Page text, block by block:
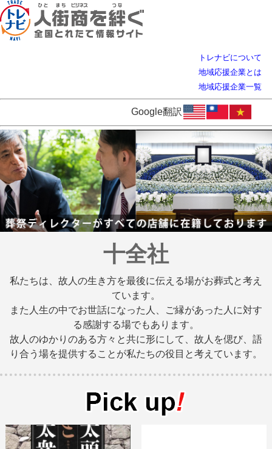
トレナビについて
地域応援企業とは
地域応援企業一覧
Google翻訳
十全社
私たちは、故人の生き方を最後に伝える場がお葬式と考え
ています。
また人生の中でお世話になった人、ご縁があった人に対す
る感謝する場でもあります。
故人のゆかりのある方々と共に形にして、故人を偲び、語
り合う場を提供することが私たちの役目と考えています。